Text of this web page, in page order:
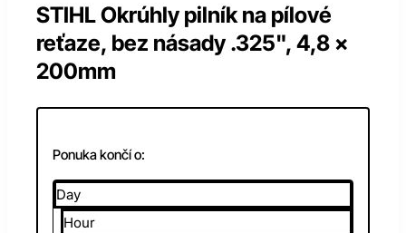
STIHL Okrúhly pilník na pílové
reťaze, bez násady .325", 4,8 x
200mm
Ponuka končí o:
Day
Hour